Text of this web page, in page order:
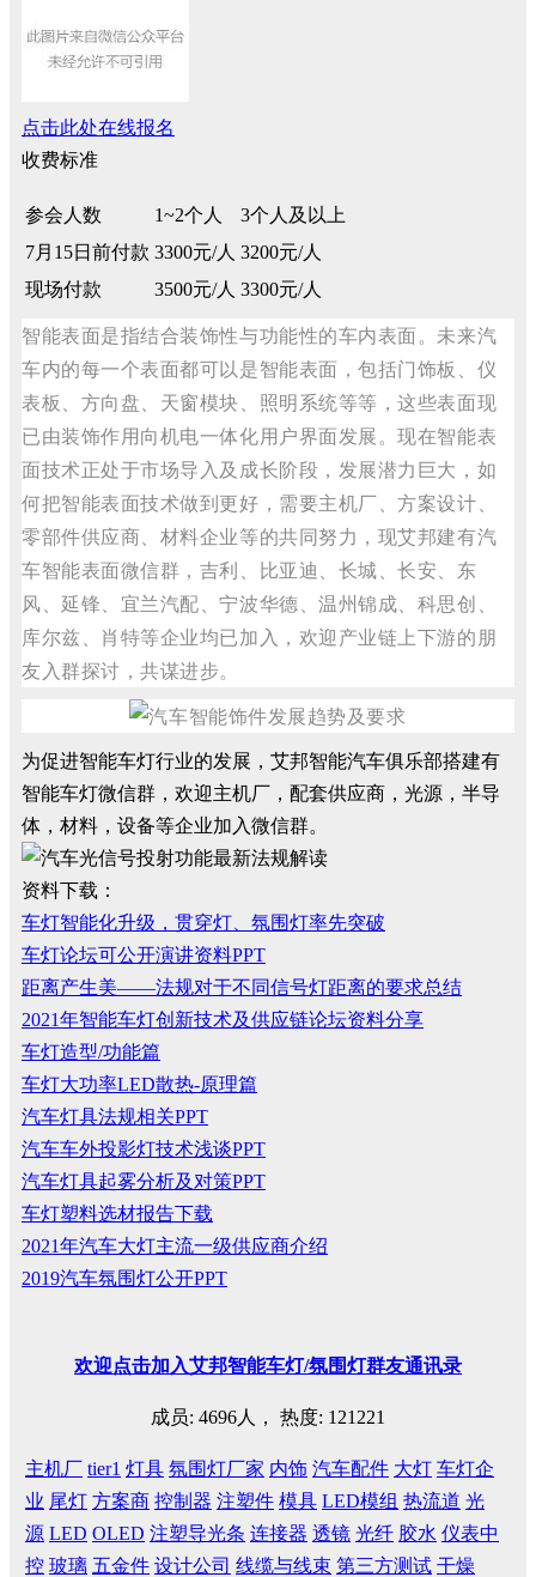
点击此处在线报名
收费标准
参会人数 1~2个人
3个人及以上
7月15日前付款 3300元/人 3200元/人
现场付款
3500元/人 3300元/人
智能表面是指结合装饰性与功能性的车内表面。未来汽
车内的每一个表面都可以是智能表面，包括门饰板、仪
表板、方向盘、天窗模块、照明系统等等，这些表面现
已由装饰作用向机电一体化用户界面发展。现在智能表
面技术正处于市场导入及成长阶段，发展潜力巨大，如
何把智能表面技术做到更好，需要主机厂、方案设计、
零部件供应商、材料企业等的共同努力，现艾邦建有汽
车智能表面微信群，吉利、比亚迪、长城、长安、东
风、延锋、宜兰汽配、宁波华德、温州锦成、科思创、
库尔兹、肖特等企业均已加入，欢迎产业链上下游的朋
友入群探讨，共谋进步。
为促进智能车灯行业的发展，艾邦智能汽车俱乐部搭建有
智能车灯微信群，欢迎主机厂，配套供应商，光源，半导
体，材料，设备等企业加入微信群。
资料下载：
车灯智能化升级，贯穿灯、氛围灯率先突破
车灯论坛可公开演讲资料PPT
距离产生美——法规对于不同信号灯距离的要求总结
2021年智能车灯创新技术及供应链论坛资料分享
车灯造型/功能篇
车灯大功率LED散热-原理篇
汽车灯具法规相关PPT
汽车车外投影灯技术浅谈PPT
汽车灯具起雾分析及对策PPT
车灯塑料选材报告下载
2021年汽车大灯主流一级供应商介绍
2019汽车氛围灯公开PPT
欢迎点击加入艾邦智能车灯/氛围灯群友通讯录
成员: 4696人， 热度: 121221
主机厂 tier1 灯具 氛围灯厂家 内饰 汽车配件 大灯 车灯企
业 尾灯 方案商 控制器 注塑件 模具 LED模组 热流道 光
源 LED OLED 注塑导光条 连接器 透镜 光纤 胶水 仪表中
控 玻璃 五金件 设计公司 线缆与线束 第三方测试 干燥